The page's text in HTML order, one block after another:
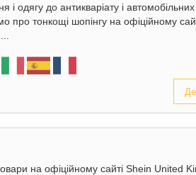
і одягу до антикваріату і автомобільних
про тонкощі шопінгу на офіційному
на офіційному сайті Shein United